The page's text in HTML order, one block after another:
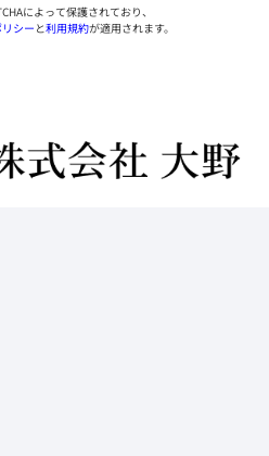
によって保護されており、
シー と利用規約が適用されます。